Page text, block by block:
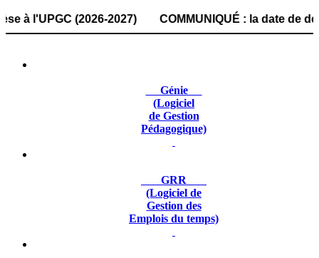
(2026-2027) COMMUNIQUÉ : la date de
Génie
(Logiciel
de Gestion
Pédagogique)
GRR
(Logiciel de
Gestion des
Emplois du temps)